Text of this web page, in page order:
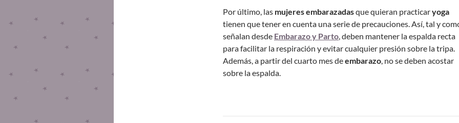
Por último, las mujeres embarazadasque quieran practicaryoga
tienen que tener en cuenta una serie de precauciones. Así, tal y
señalan desde Embarazo y Parto, deben mantener la espalda recta
para facilitar la respiración y evitar cualquier presión sobre la tripa.
Además, a partir del cuarto mes deembarazo, no se deben acostar
sobre la espalda.